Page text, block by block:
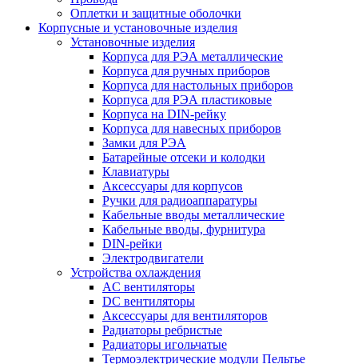
Оплетки и защитные оболочки
Корпусные и установочные изделия
Установочные изделия
Корпуса для РЭА металлические
Корпуса для ручных приборов
Корпуса для настольных приборов
Корпуса для РЭА пластиковые
Корпуса на DIN-рейку
Корпуса для навесных приборов
Замки для РЭА
Батарейные отсеки и колодки
Клавиатуры
Аксессуары для корпусов
Ручки для радиоаппаратуры
Кабельные вводы металлические
Кабельные вводы, фурнитура
DIN-рейки
Электродвигатели
Устройства охлаждения
AC вентиляторы
DC вентиляторы
Аксессуары для вентиляторов
Радиаторы ребристые
Радиаторы игольчатые
Термоэлектрические модули Пельтье